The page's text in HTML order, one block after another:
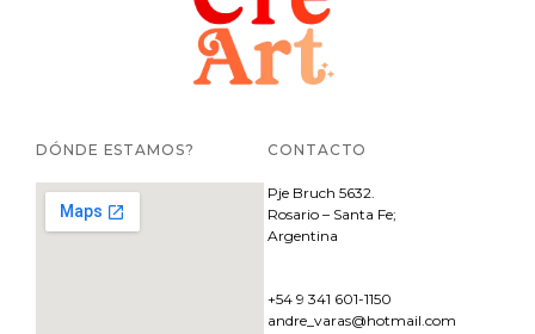
DÓNDE ESTAMOS? CONTACTO
Pje Bruch 5632.
Rosario – Santa Fe;
Argentina
+54 9 341 601-1150
andre_varas@hotmail.com